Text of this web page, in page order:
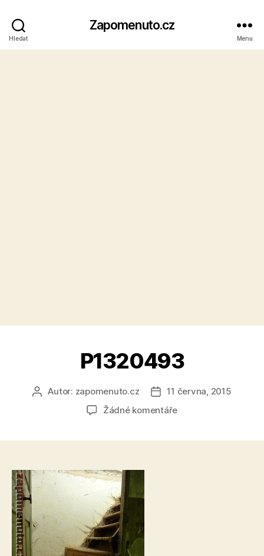
Hledat
Zapomenuto.cz
Menu
P1320493
AutorAutor: zapomenuto.cz
Datum
příspěvku
11 června, 2015
Žádné komentářeu